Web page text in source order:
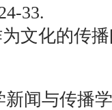
33.
文化的传
闻与传播学